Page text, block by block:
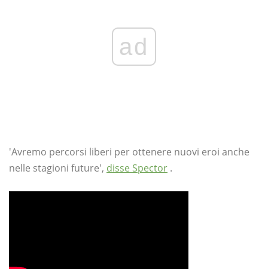
ad
'Avremo percorsi liberi per ottenere nuovi eroi anche
nelle stagioni future', disse Spector .